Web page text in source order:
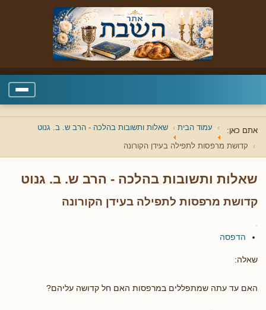
אתם כאן: עמוד הבית שאלות ותשובות בהלכה - הרב ש. ב. גנוט
קדושת מרפסות לתפילה בעידן הקורונה
שאלות ותשובות בהלכה - הרב ש. ב. גנוט
קדושת מרפסות לתפילה בעידן הקורונה
הדפסה
שאלה:
האם עד עתה שמתפללים במרפסות האם חל קדושה עליהם?